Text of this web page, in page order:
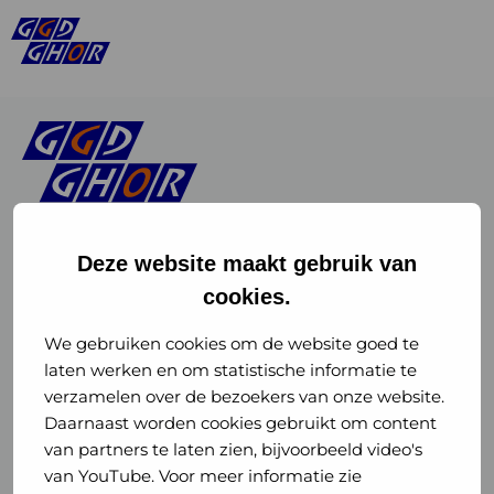
Deze website maakt gebruik van
cookies.
We gebruiken cookies om de website goed te
laten werken en om statistische informatie te
verzamelen over de bezoekers van onze website.
Daarnaast worden cookies gebruikt om content
van partners te laten zien, bijvoorbeeld video's
van YouTube. Voor meer informatie zie
of
GGD
GHOR
Nederland
Instagram
of
GGD
GHOR
Nederland
GGD Reizen op social media
GGD Reizen